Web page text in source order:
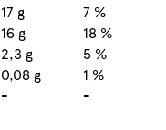
17 g
7 %
16 g
18 %
2,3 g
5 %
0,08 g
1 %
- -